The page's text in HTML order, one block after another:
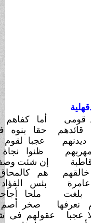
سهام الزوروالغدر
فما كانوا من
البشر
اضاعوا الستر
بالعهر
من النيران
بالعمر
فهم دون عن الحمر
سواد حل
بالقمر
فؤاد الكافر الفجر
وفاقت لجة
البحر
تحاكى شدة
الحجر
شراك السكر
والخمر